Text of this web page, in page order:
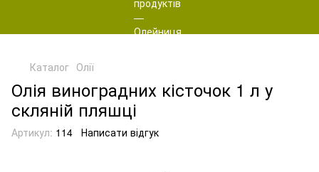
Каталог Олії
Олія виноградних кісточок 1 л у
скляній пляшці
Артикул: 114 Написати відгук